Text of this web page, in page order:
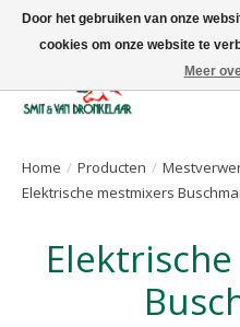
Uw leverancier voor
Home / Producten /
Elektrische mestmixers
Elektrische mestmixers
Door het gebruiken van onze
cookies om onze website te
Meer